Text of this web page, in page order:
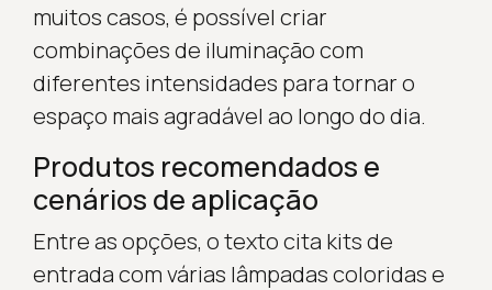
muitos casos, é possível criar
combinações de iluminação com
diferentes intensidades para tornar o
espaço mais agradável ao longo do dia.
Produtos recomendados e
cenários de aplicação
Entre as opções, o texto cita kits de
entrada com várias lâmpadas coloridas e